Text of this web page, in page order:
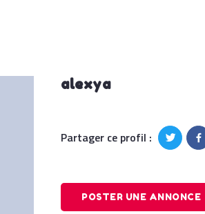
alexya
Partager ce profil :
POSTER UNE ANNONCE